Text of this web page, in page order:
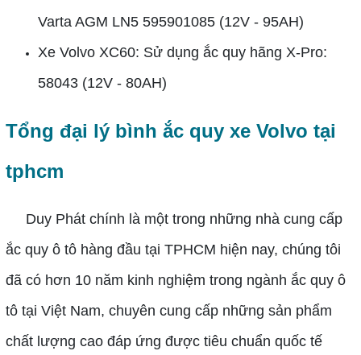
Varta AGM LN5 595901085 (12V - 95AH)
Xe Volvo XC60: Sử dụng ắc quy hãng X-Pro:
58043 (12V - 80AH)
Tổng đại lý bình ắc quy xe Volvo tại
tphcm
Duy Phát chính là một trong những nhà cung cấp
ắc quy ô tô hàng đầu tại TPHCM hiện nay, chúng tôi
đã có hơn 10 năm kinh nghiệm trong ngành ắc quy ô
tô tại Việt Nam, chuyên cung cấp những sản phẩm
chất lượng cao đáp ứng được tiêu chuẩn quốc tế